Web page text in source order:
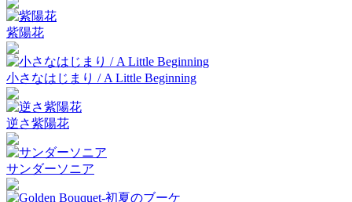
紫陽花
小さなはじまり / A Little Beginning
逆さ紫陽花
サンダーソニア